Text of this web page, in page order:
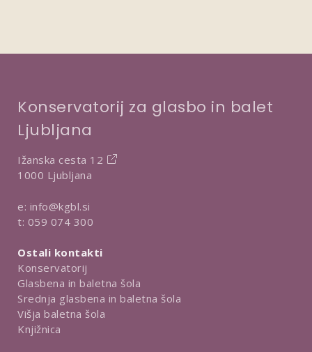
Konservatorij za glasbo in balet
Ljubljana
Ižanska cesta 12
1000 Ljubljana
e: info@kgbl.si
t: 059 074 300
Ostali kontakti
Konservatorij
Glasbena in baletna šola
Srednja glasbena in baletna šola
Višja baletna šola
Knjižnica